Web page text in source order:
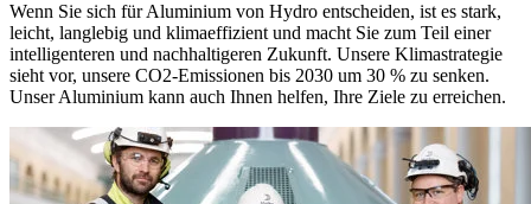
Wenn Sie sich für Aluminium von Hydro entscheiden, ist es stark,
leicht, langlebig und klimaeffizient und macht Sie zum Teil einer
intelligenteren und nachhaltigeren Zukunft. Unsere Klimastrategie
sieht vor, unsere CO2-Emissionen bis 2030 um 30 % zu senken.
Unser Aluminium kann auch Ihnen helfen, Ihre Ziele zu erreichen.